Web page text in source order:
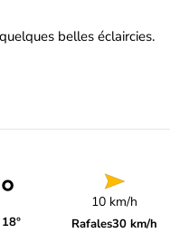
belles éclaircies.
10 km/h
Rafales30 km/h